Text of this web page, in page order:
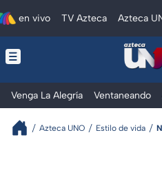
en vivo TV Azteca Azteca
Venga La Alegría Ventaneando
Azteca UNO Estilo de vida